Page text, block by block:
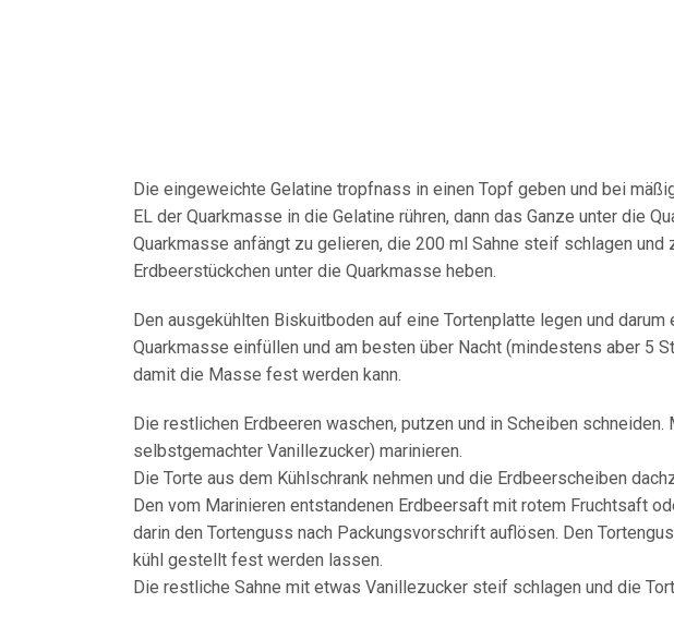
Die eingeweichte Gelatine tropfnass in einen Topf geben und bei
EL der Quarkmasse in die Gelatine rühren, dann das Ganze unter die
Quarkmasse anfängt zu gelieren, die 200 ml Sahne steif schlagen und
Erdbeerstückchen unter die Quarkmasse heben.
Den ausgekühlten Biskuitboden auf eine Tortenplatte legen und darum
Quarkmasse einfüllen und am besten über Nacht (mindestens aber 5
damit die Masse fest werden kann.
Die restlichen Erdbeeren waschen, putzen und in Scheiben
selbstgemachter Vanillezucker) marinieren.
Die Torte aus dem Kühlschrank nehmen und die Erdbeerscheiben
Den vom Marinieren entstandenen Erdbeersaft mit rotem Fruchtsaft
darin den Tortenguss nach Packungsvorschrift auflösen. Den
kühl gestellt fest werden lassen.
Die restliche Sahne mit etwas Vanillezucker steif schlagen und die